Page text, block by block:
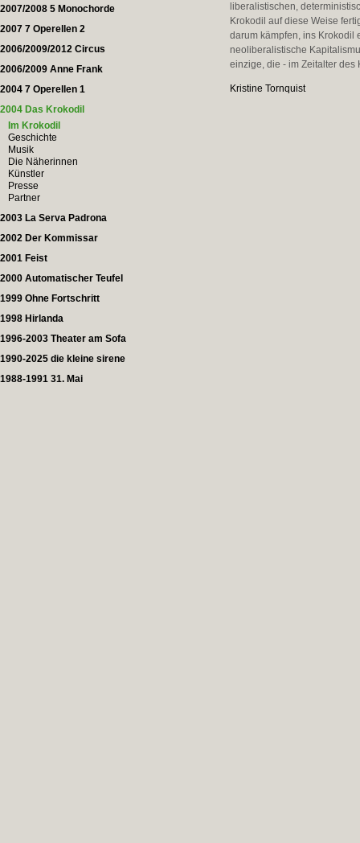
2007/2008 5 Monochorde
2007 7 Operellen 2
2006/2009/2012 Circus
2006/2009 Anne Frank
2004 7 Operellen 1
2004 Das Krokodil
Im Krokodil
Geschichte
Musik
Die Näherinnen
Künstler
Presse
Partner
2003 La Serva Padrona
2002 Der Kommissar
2001 Feist
2000 Automatischer Teufel
1999 Ohne Fortschritt
1998 Hirlanda
1996-2003 Theater am Sofa
1990-2025 die kleine sirene
1988-1991 31. Mai
liberalistischen,
Krokodil auf diese Weise
darum kämpfen, ins Krokodil
neoliberalistische
einzige, die - im Zeitalter
Kristine Tornquist